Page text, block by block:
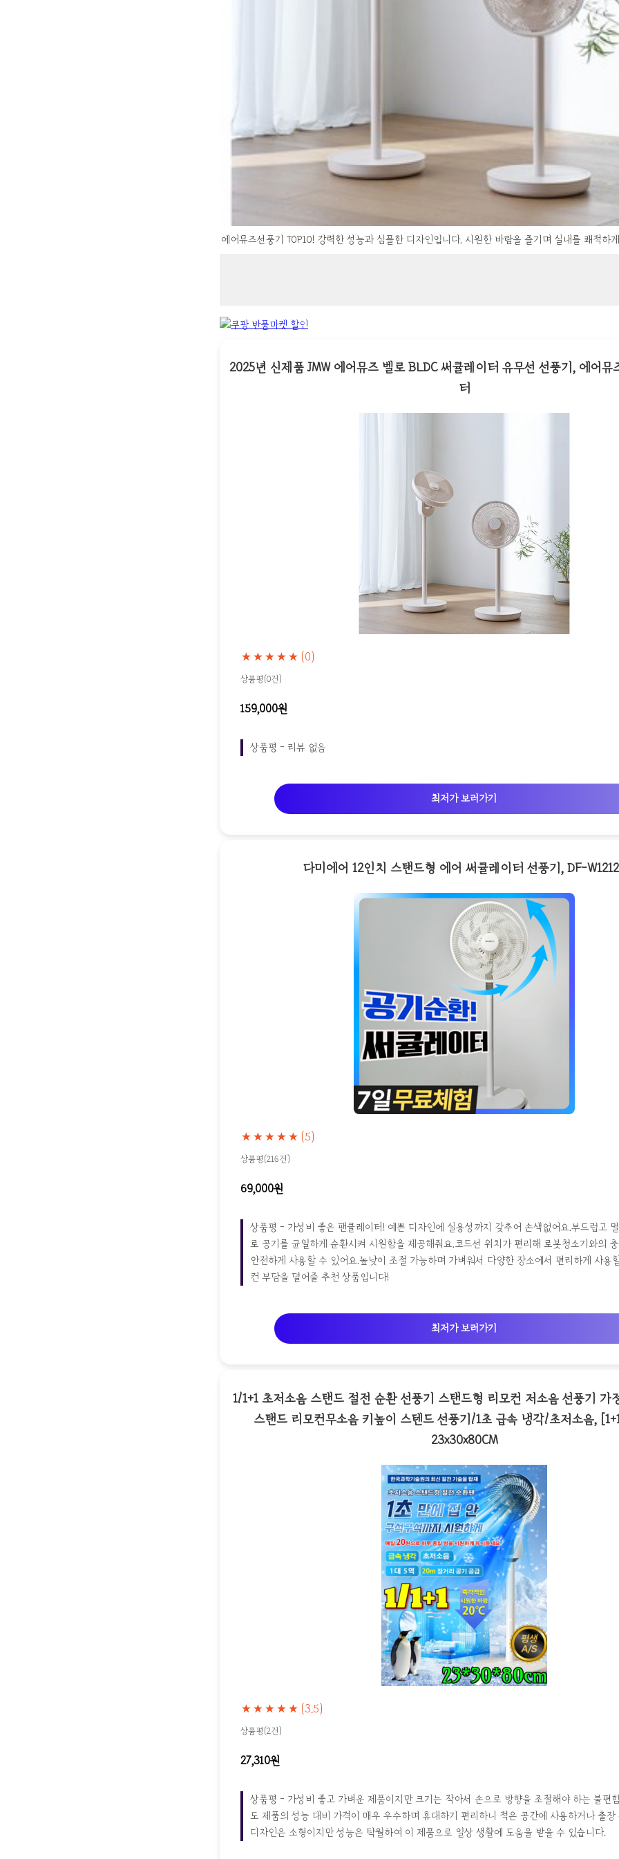
에어뮤즈선풍기 TOP10! 강력한 성능과 심플한 디자인입니다. 시원한 바람을 즐기며 실내를 쾌적하
2025년 신제품 JMW 에어뮤즈 벨로 BLDC 써큘레이터 유무선 선풍기, 에어뮤
터
★★★★★ (0)
상품평(0건)
159,000원
상품평 - 리뷰 없음
최저가 보러가기
다미에어 12인치 스탠드형 에어 써큘레이터 선풍기, DF-
★★★★★ (5)
상품평(216건)
69,000원
상품평 - 가성비 좋은 팬큘레이터! 예쁜 디자인에 실용성까지 갖추어 손색없어요.부드럽고
로 공기를 균일하게 순환시켜 시원함을 제공해줘요.코드선 위치가 편리해 로봇청소기와의
안전하게 사용할 수 있어요.높낮이 조절 가능하며 가벼워서 다양한 장소에서 편리하게 사용
컨 부담을 덜어줄 추천 상품입니다!
최저가 보러가기
1/1+1 초저소음 스탠드 절전 순환 선풍기 스탠드형 리모컨 저소음 선풍기 가
스탠드 리모컨무소음 키높이 스텐드 선풍기/1초 급속 냉각/초저소음,
23x30x80CM
★★★★★ (3.5)
상품평(2건)
27,310원
상품평 - 가성비 좋고 가벼운 제품이지만 크기는 작아서 손으로 방향을 조절해야 하는 불편
도 제품의 성능 대비 가격이 매우 우수하며 휴대하기 편리하니 적은 공간에 사용하거나 출장
디자인은 소형이지만 성능은 탁월하여 이 제품으로 일상 생활에 도움을 받을 수 있습니다.